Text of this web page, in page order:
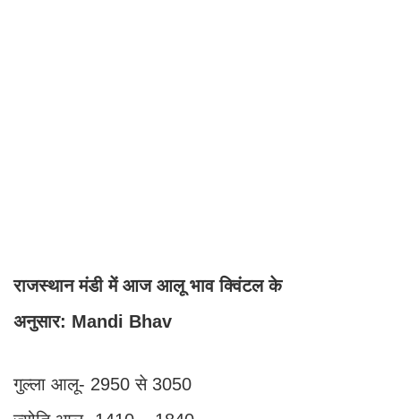
राजस्थान मंडी में आज आलू भाव क्विंटल के
अनुसार: Mandi Bhav
गुल्ला आलू- 2950 से 3050